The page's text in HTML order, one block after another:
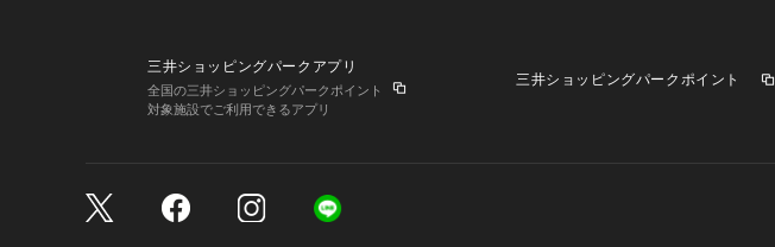
三井ショッピングパークアプリ
全国の三井ショッピングパークポイント
対象施設でご利用できるアプリ
三井ショッピングパークポイント